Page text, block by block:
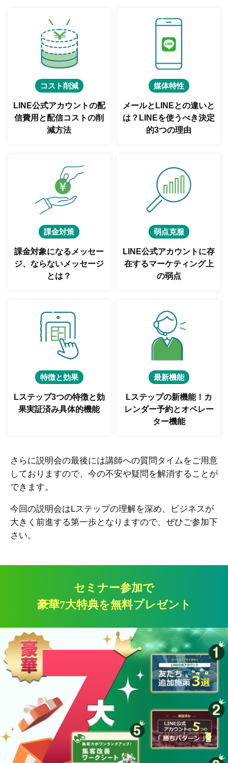
コスト削減
LINE公式アカウントの配
信費用と配信コストの削
減方法
媒体特性
メールとLINEとの違いと
は？ LINEを使うべき決定
的3つの理由
課金対策
課金対象になるメッセー
ジ、ならないメッセージ
とは？
弱点克服
LINE公式アカウントに存
在するマーケティング上
の弱点
特徴と効果
Lステップ3つの特徴と効
果実証済み具体的機能
最新機能
Lステップの新機能！ カ
レンダー予約とオペレー
ター機能
さらに説明会の最後には講師への質問タイムをご用意
しておりますので、今の不安や疑問を解消することが
できます。
今回の説明会はLステップの理解を深め、ビジネスが
大きく前進する第一歩となりますので、ぜひご参加下
さい。
セミナー参加で
豪華7大特典を無料プレゼント